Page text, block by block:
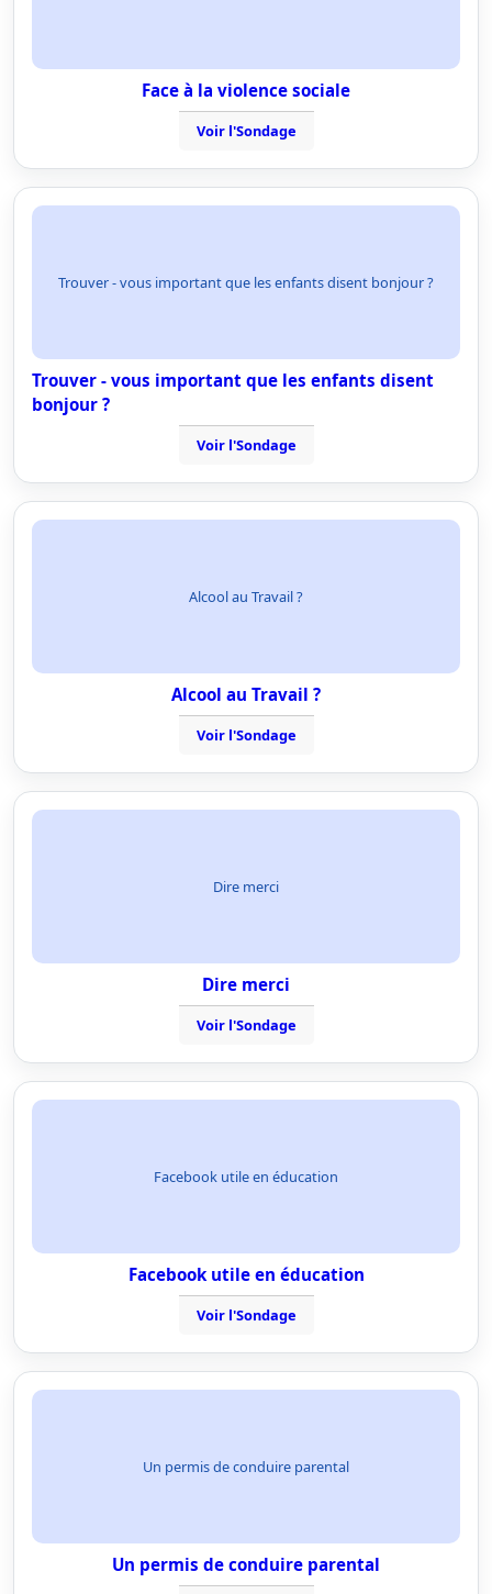
Face à la violence sociale
Voir l'Sondage
Trouver - vous important que les enfants disent bonjour ?
Trouver - vous important que les enfants disent
bonjour ?
Voir l'Sondage
Alcool au Travail ?
Alcool au Travail ?
Voir l'Sondage
Dire merci
Dire merci
Voir l'Sondage
Facebook utile en éducation
Facebook utile en éducation
Voir l'Sondage
Un permis de conduire parental
Un permis de conduire parental